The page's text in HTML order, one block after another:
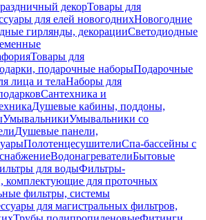
декорТовары для
для елей новогоднихНовогодние
гирлянды, декорацииСветодиодные
Товары для
подарочные наборыПодарочные
лица и телаНаборы для
Сантехника и
Душевые кабины, поддоны,
УмывальникиУмывальники со
Душевые панели,
ПолотенцесушителиСпа-бассейны с
ВодонагревателиБытовые
для водыФильтры-
комплектующие для проточных
фильтры, системы
для магистральных фильтров,